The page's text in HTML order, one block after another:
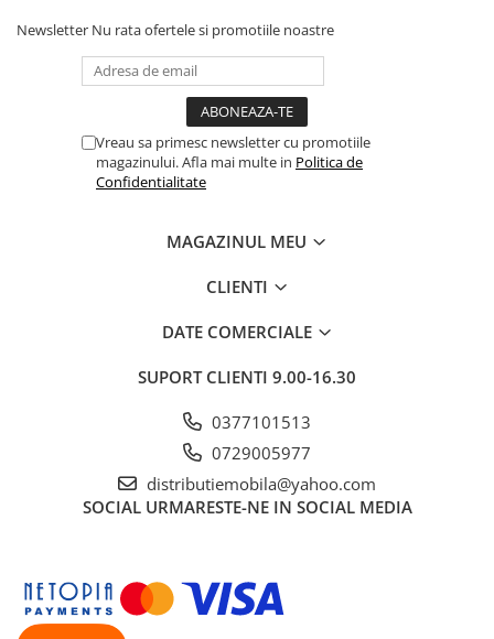
Newsletter Nu rata ofertele si promotiile noastre
Vreau sa primesc newsletter cu promotiile
magazinului. Afla mai multe in Politica de
Confidentialitate
MAGAZINUL MEU
CLIENTI
DATE COMERCIALE
SUPORT CLIENTI 9.00-16.30
0377101513
0729005977
distributiemobila@yahoo.com
SOCIAL URMARESTE-NE IN SOCIAL MEDIA